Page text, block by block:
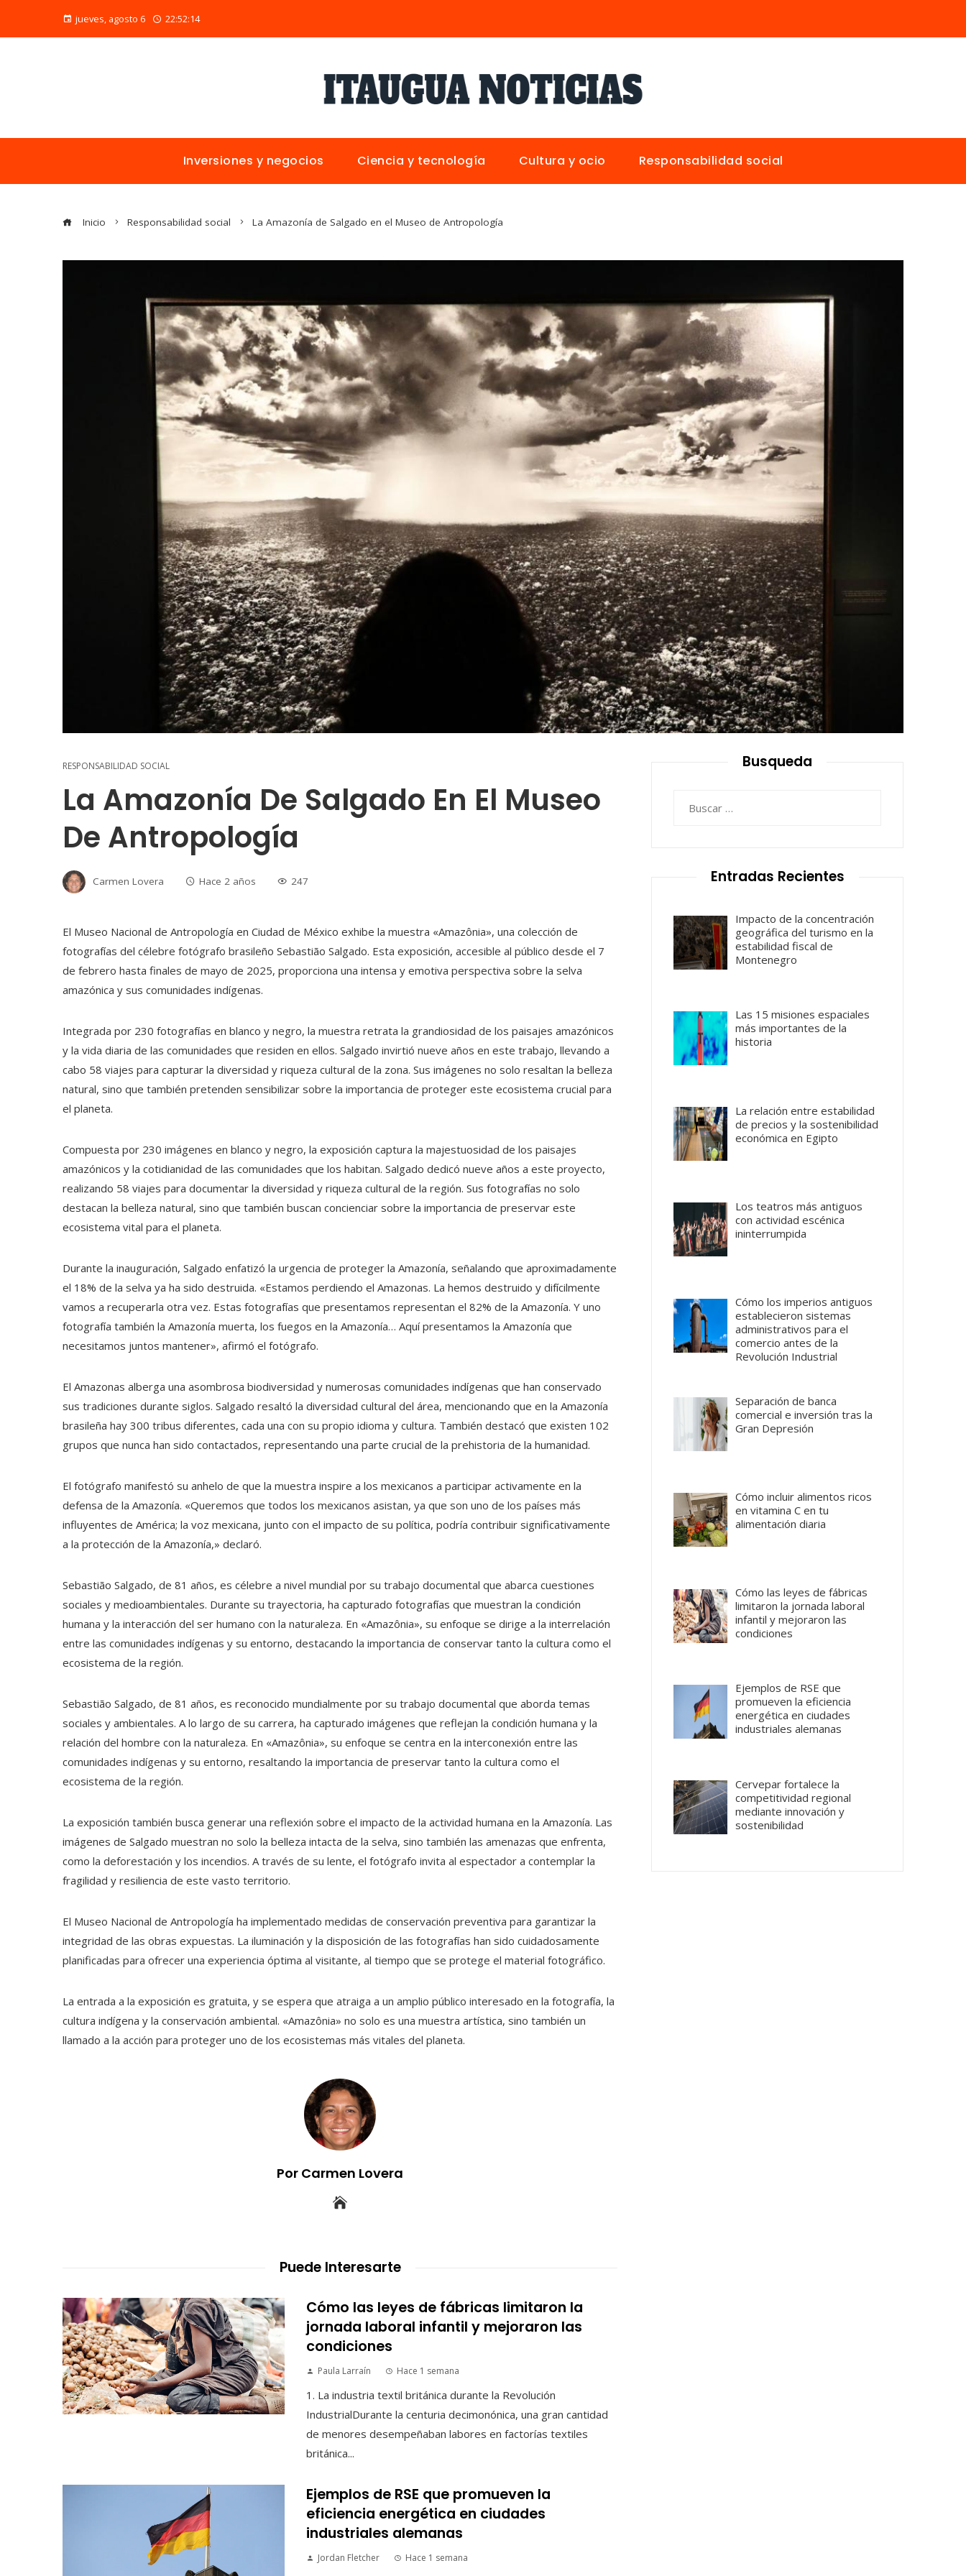
jueves, agosto 6 22:52:16
Inversiones y negocios Ciencia y tecnología Cultura y ocio Responsabilidad social
Inicio Responsabilidad social La Amazonía de Salgado en el Museo de Antropología
RESPONSABILIDAD SOCIAL
La Amazonía De Salgado En El Museo
De Antropología
Carmen Lovera Hace 2 años 247
El Museo Nacional de Antropología en Ciudad de México exhibe la muestra «Amazônia», una colección de
fotografías del célebre fotógrafo brasileño Sebastião Salgado. Esta exposición, accesible al público desde el 7
de febrero hasta finales de mayo de 2025, proporciona una intensa y emotiva perspectiva sobre la selva
amazónica y sus comunidades indígenas.
Integrada por 230 fotografías en blanco y negro, la muestra retrata la grandiosidad de los paisajes amazónicos
y la vida diaria de las comunidades que residen en ellos. Salgado invirtió nueve años en este trabajo, llevando a
cabo 58 viajes para capturar la diversidad y riqueza cultural de la zona. Sus imágenes no solo resaltan la belleza
natural, sino que también pretenden sensibilizar sobre la importancia de proteger este ecosistema crucial para
el planeta.
Compuesta por 230 imágenes en blanco y negro, la exposición captura la majestuosidad de los paisajes
amazónicos y la cotidianidad de las comunidades que los habitan. Salgado dedicó nueve años a este proyecto,
realizando 58 viajes para documentar la diversidad y riqueza cultural de la región. Sus fotografías no solo
destacan la belleza natural, sino que también buscan concienciar sobre la importancia de preservar este
ecosistema vital para el planeta.
Durante la inauguración, Salgado enfatizó la urgencia de proteger la Amazonía, señalando que aproximadamente
el 18% de la selva ya ha sido destruida. «Estamos perdiendo el Amazonas. La hemos destruido y difícilmente
vamos a recuperarla otra vez. Estas fotografías que presentamos representan el 82% de la Amazonía. Y uno
fotografía también la Amazonía muerta, los fuegos en la Amazonía… Aquí presentamos la Amazonía que
necesitamos juntos mantener», afirmó el fotógrafo.
El Amazonas alberga una asombrosa biodiversidad y numerosas comunidades indígenas que han conservado
sus tradiciones durante siglos. Salgado resaltó la diversidad cultural del área, mencionando que en la Amazonía
brasileña hay 300 tribus diferentes, cada una con su propio idioma y cultura. También destacó que existen 102
grupos que nunca han sido contactados, representando una parte crucial de la prehistoria de la humanidad.
El fotógrafo manifestó su anhelo de que la muestra inspire a los mexicanos a participar activamente en la
defensa de la Amazonía. «Queremos que todos los mexicanos asistan, ya que son uno de los países más
influyentes de América; la voz mexicana, junto con el impacto de su política, podría contribuir significativamente
a la protección de la Amazonía,» declaró.
Sebastião Salgado, de 81 años, es célebre a nivel mundial por su trabajo documental que abarca cuestiones
sociales y medioambientales. Durante su trayectoria, ha capturado fotografías que muestran la condición
humana y la interacción del ser humano con la naturaleza. En «Amazônia», su enfoque se dirige a la interrelación
entre las comunidades indígenas y su entorno, destacando la importancia de conservar tanto la cultura como el
ecosistema de la región.
Sebastião Salgado, de 81 años, es reconocido mundialmente por su trabajo documental que aborda temas
sociales y ambientales. A lo largo de su carrera, ha capturado imágenes que reflejan la condición humana y la
relación del hombre con la naturaleza. En «Amazônia», su enfoque se centra en la interconexión entre las
comunidades indígenas y su entorno, resaltando la importancia de preservar tanto la cultura como el
ecosistema de la región.
La exposición también busca generar una reflexión sobre el impacto de la actividad humana en la Amazonía. Las
imágenes de Salgado muestran no solo la belleza intacta de la selva, sino también las amenazas que enfrenta,
como la deforestación y los incendios. A través de su lente, el fotógrafo invita al espectador a contemplar la
fragilidad y resiliencia de este vasto territorio.
El Museo Nacional de Antropología ha implementado medidas de conservación preventiva para garantizar la
integridad de las obras expuestas. La iluminación y la disposición de las fotografías han sido cuidadosamente
planificadas para ofrecer una experiencia óptima al visitante, al tiempo que se protege el material fotográfico.
La entrada a la exposición es gratuita, y se espera que atraiga a un amplio público interesado en la fotografía, la
cultura indígena y la conservación ambiental. «Amazônia» no solo es una muestra artística, sino también un
llamado a la acción para proteger uno de los ecosistemas más vitales del planeta.
Por Carmen Lovera
Puede Interesarte
Cómo las leyes de fábricas limitaron la
jornada laboral infantil y mejoraron las
condiciones
Paula Larraín Hace 1 semana
1. La industria textil británica durante la Revolución
IndustrialDurante la centuria decimonónica, una gran cantidad
de menores desempeñaban labores en factorías textiles
británica...
Ejemplos de RSE que promueven la
eficiencia energética en ciudades
industriales alemanas
Jordan Fletcher Hace 1 semana
Busqueda
Entradas Recientes
Impacto de la concentración
geográfica del turismo en la
estabilidad fiscal de
Montenegro
Las 15 misiones espaciales
más importantes de la
historia
La relación entre estabilidad
de precios y la sostenibilidad
económica en Egipto
Los teatros más antiguos
con actividad escénica
ininterrumpida
Cómo los imperios antiguos
establecieron sistemas
administrativos para el
comercio antes de la
Revolución Industrial
Separación de banca
comercial e inversión tras la
Gran Depresión
Cómo incluir alimentos ricos
en vitamina C en tu
alimentación diaria
Cómo las leyes de fábricas
limitaron la jornada laboral
infantil y mejoraron las
condiciones
Ejemplos de RSE que
promueven la eficiencia
energética en ciudades
industriales alemanas
Cervepar fortalece la
competitividad regional
mediante innovación y
sostenibilidad